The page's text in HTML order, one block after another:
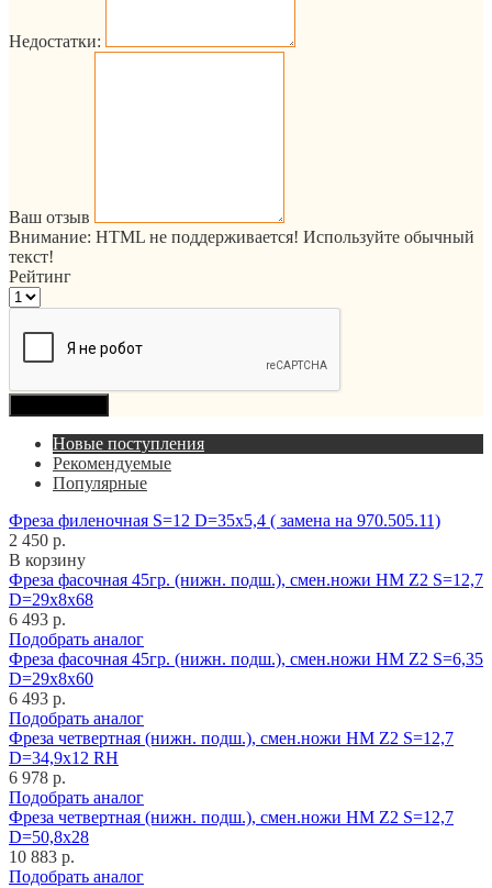
Недостатки:
Ваш отзыв
Внимание: HTML не поддерживается! Используйте обычный
текст!
Рейтинг
Новые поступления
Рекомендуемые
Популярные
Фреза филеночная S=12 D=35x5,4 ( замена на 970.505.11)
2 450 р.
В корзину
Фреза фасочная 45гр. (нижн. подш.), смен.ножи HM Z2 S=12,7
D=29x8x68
6 493 р.
Подобрать аналог
Фреза фасочная 45гр. (нижн. подш.), смен.ножи HM Z2 S=6,35
D=29x8x60
6 493 р.
Подобрать аналог
Фреза четвертная (нижн. подш.), смен.ножи HM Z2 S=12,7
D=34,9x12 RH
6 978 р.
Подобрать аналог
Фреза четвертная (нижн. подш.), смен.ножи HM Z2 S=12,7
D=50,8x28
10 883 р.
Подобрать аналог